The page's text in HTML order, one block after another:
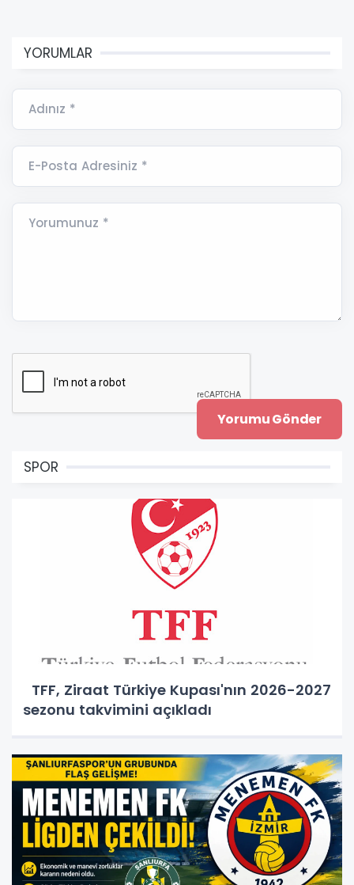
YORUMLAR
Adınız *
E-Posta Adresiniz *
Yorumunuz *
SPOR
TFF, Ziraat Türkiye Kupası'nın 2026-2027
sezonu takvimini açıkladı